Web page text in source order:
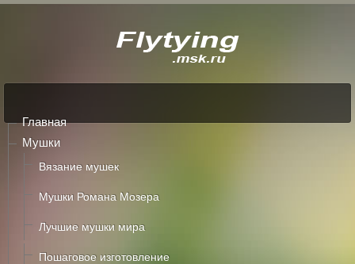
Главная
Мушки
Вязание мушек
Мушки Романа Мозера
Лучшие мушки мира
Пошаговое изготовление